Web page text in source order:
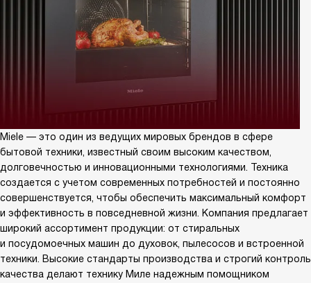
Miele — это один из ведущих мировых брендов в сфере
бытовой техники, известный своим высоким качеством,
долговечностью и инновационными технологиями. Техника
создается с учетом современных потребностей и постоянно
совершенствуется, чтобы обеспечить максимальный комфорт
и эффективность в повседневной жизни. Компания предлагает
широкий ассортимент продукции: от стиральных
и посудомоечных машин до духовок, пылесосов и встроенной
техники. Высокие стандарты производства и строгий контроль
качества делают технику Миле надежным помощником